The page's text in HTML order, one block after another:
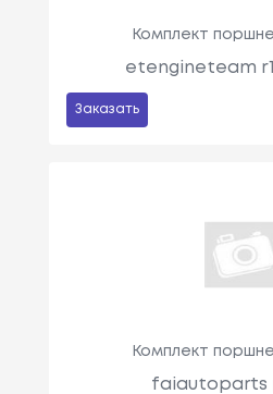
Комплект
etengineteam
Заказать
Комплект
faiautoparts